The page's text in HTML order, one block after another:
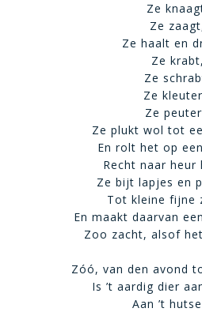
Ze
Ze
Ze haalt en
Ze krabt,
Ze
Ze
Ze
Ze plukt wol tot
En rolt het op
Recht naar heur
Ze bijt lapjes en
Tot kleine fijne
En maakt daarvan
Zoo zacht, alsof
Zóó, van den avond
Is ’t aardig dier
Aan ’t